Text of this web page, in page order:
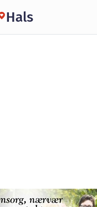
Hals